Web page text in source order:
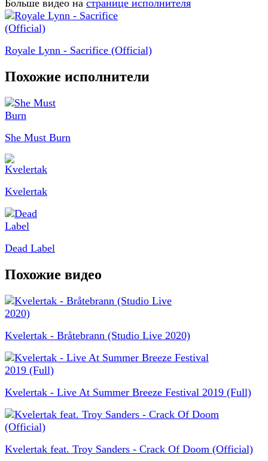
Больше видео на странице исполнителя
Royale Lynn - Sacrifice (Official)
Похожие исполнители
She Must Burn
Kvelertak
Dead Label
Похожие видео
Kvelertak - Bråtebrann (Studio Live 2020)
Kvelertak - Live At Summer Breeze Festival 2019 (Full)
Kvelertak feat. Troy Sanders - Crack Of Doom (Official)